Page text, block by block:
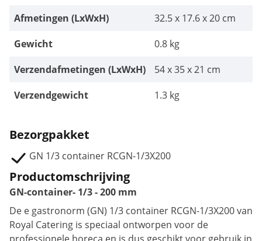
Afmetingen (LxWxH)
32.5 x 17.6 x 20 cm
Gewicht
0.8 kg
Verzendafmetingen (LxWxH)
54 x 35 x 21 cm
Verzendgewicht
1.3 kg
Bezorgpakket
GN 1/3 container RCGN-1/3X200
Productomschrijving
GN-container- 1/3 - 200 mm
De e gastronorm (GN) 1/3 container RCGN-1/3X200 van
Royal Catering is speciaal ontworpen voor de